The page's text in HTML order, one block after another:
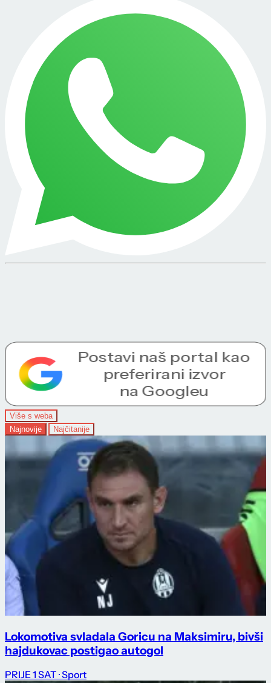
Više s weba
Najnovije
Najčitanije
Lokomotiva svladala Goricu na Maksimiru, bivši
hajdukovac postigao autogol
PRIJE 1 SAT · Sport